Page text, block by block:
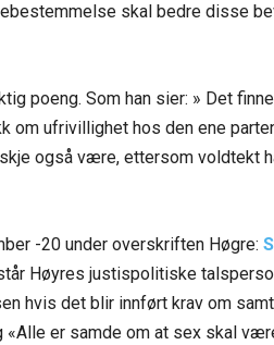
skal bedre disse
poeng. Som han sier: » Det
om ufrivillighet hos den ene
også være, ettersom voldtekt
-20 under overskriften Høgre:
Høyres justispolitiske
hvis det blir innført krav om
«Alle er samde om at sex skal